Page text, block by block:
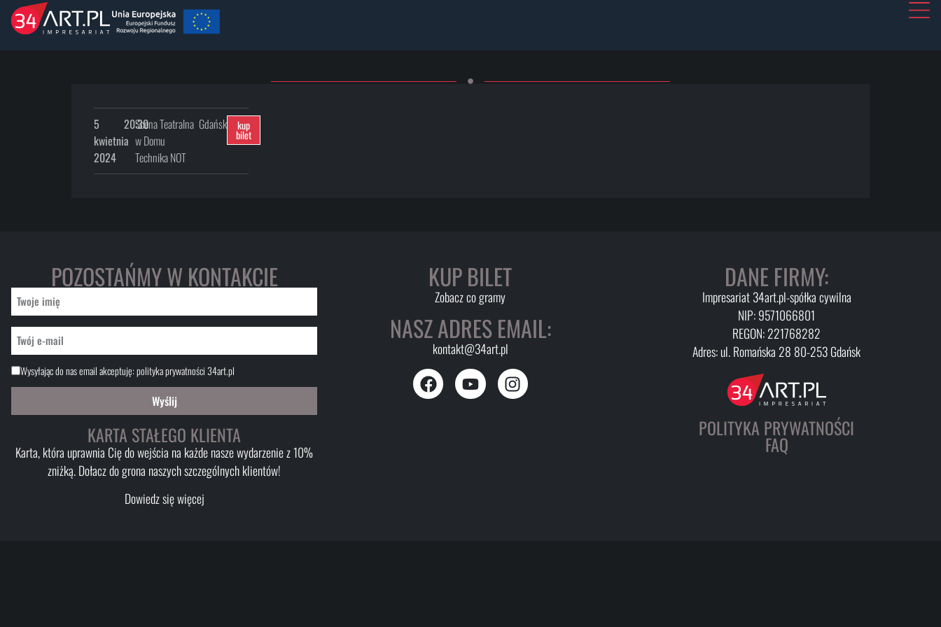
5
kwietnia
2024
20:30Scena Teatralna
w Domu
Technika NOT
Gdańsk kup
bilet
POZOSTAŃMY W KONTAKCIE
Wysyłając do nas email akceptuję:polityka prywatności 34art.pl
Wyślij
KARTA STAŁEGO KLIENTA
Karta, która uprawnia Cię do wejścia na każde nasze wydarzenie z 10%
zniżką. Dołacz do grona naszych szczególnych klientów!
Dowiedz się więcej
KUP BILET
Zobacz co gramy
NASZ ADRES EMAIL:
kontakt@34art.pl
DANE FIRMY:
Impresariat 34art.pl-spółka cywilna
NIP: 9571066801
REGON: 221768282
Adres: ul. Romańska 28 80-253 Gdańsk
POLITYKA PRYWATNOŚCI
FAQ